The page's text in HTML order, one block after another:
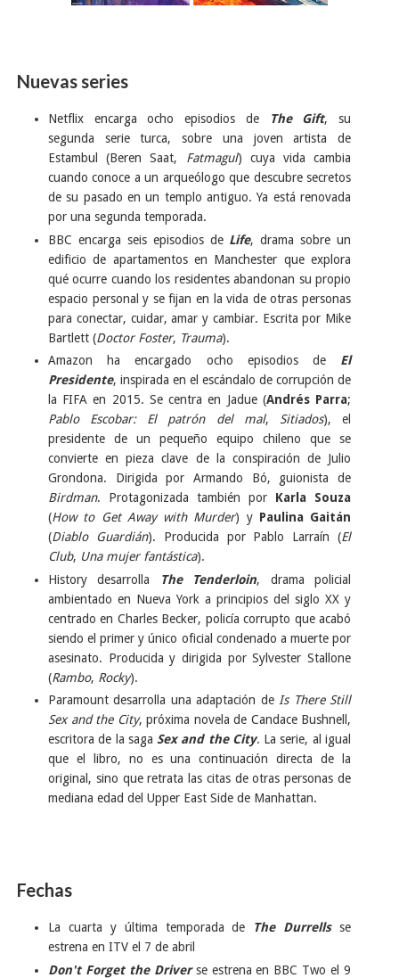
Nuevas series
Netflix encarga ocho episodios de The Gift, su
segunda serie turca, sobre una joven artista de
Estambul (Beren Saat, Fatmagul) cuya vida cambia
cuando conoce a un arqueólogo que descubre secretos
de su pasado en un templo antiguo. Ya está renovada
por una segunda temporada.
BBC encarga seis episodios de Life, drama sobre un
edificio de apartamentos en Manchester que explora
qué ocurre cuando los residentes abandonan su propio
espacio personal y se fijan en la vida de otras personas
para conectar, cuidar, amar y cambiar. Escrita por Mike
Bartlett (Doctor Foster, Trauma).
Amazon ha encargado ocho episodios de El
Presidente, inspirada en el escándalo de corrupción de
la FIFA en 2015. Se centra en Jadue (Andrés Parra;
Pablo Escobar: El patrón del mal, Sitiados), el
presidente de un pequeño equipo chileno que se
convierte en pieza clave de la conspiración de Julio
Grondona. Dirigida por Armando Bó, guionista de
Birdman. Protagonizada también por Karla Souza
(How to Get Away with Murder) y Paulina Gaitán
(Diablo Guardián). Producida por Pablo Larraín (El
Club, Una mujer fantástica).
History desarrolla
The Tenderloin, drama policial
ambientado en Nueva York a principios del siglo XX y
centrado en Charles Becker, policía corrupto que acabó
siendo el primer y único oficial condenado a muerte por
asesinato. Producida y dirigida por Sylvester Stallone
(Rambo, Rocky).
Paramount desarrolla una adaptación deIs There Still
Sex and the City, próxima novela de Candace Bushnell,
escritora de la saga Sex and the City. La serie, al igual
que el libro, no es una continuación directa de la
original, sino que retrata las citas de otras personas de
mediana edad del Upper East Side de Manhattan.
Fechas
La cuarta y última temporada de The Durrellsse
estrena en ITV el 7 de abril
Don't Forget the Driverse estrena en BBC Two el 9